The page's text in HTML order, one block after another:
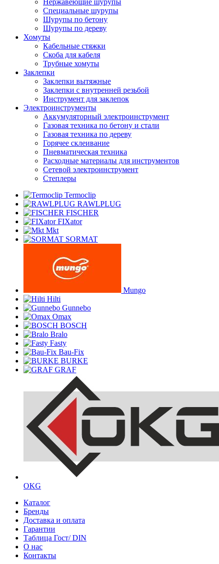
Нержавеющие шурупы
Специальные шурупы
Шурупы по бетону
Шурупы по дереву
Хомуты
Кабельные стяжки
Скоба для кабеля
Трубные хомуты
Заклепки
Заклепки вытяжные
Заклепки с внутренней резьбой
Инструмент для заклепок
Электроинструменты
Аккумуляторный электроинструмент
Газовая техника по бетону и стали
Газовая техника по дереву
Горячее склеивание
Пневматическая техника
Расходные материалы для инструментов
Сетевой электроинструмент
Степлеры
Termoclip
RAWLPLUG
FISCHER
FIXator
Mkt
SORMAT
Mungo
Hilti
Gunnebo
Omax
BOSCH
Bralo
Fasty
Bau-Fix
BURKE
GRAF
OKG
Каталог
Бренды
Доставка и оплата
Гарантии
Таблица Гост/ DIN
О нас
Контакты